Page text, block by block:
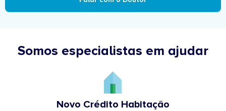
Somos especialistas em ajudar
Novo Crédito Habitação